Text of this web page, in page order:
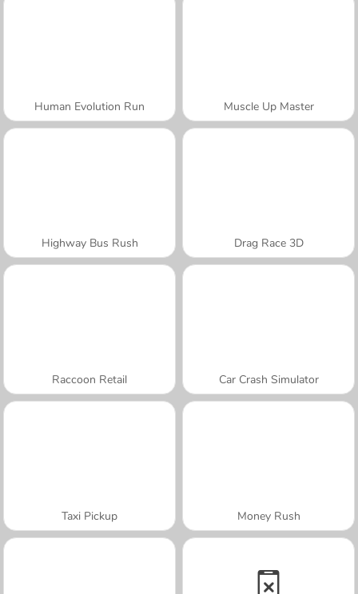
Human Evolution Run Muscle Up Master
Highway Bus Rush Drag Race 3D
Raccoon Retail Car Crash Simulator
Taxi Pickup Money Rush